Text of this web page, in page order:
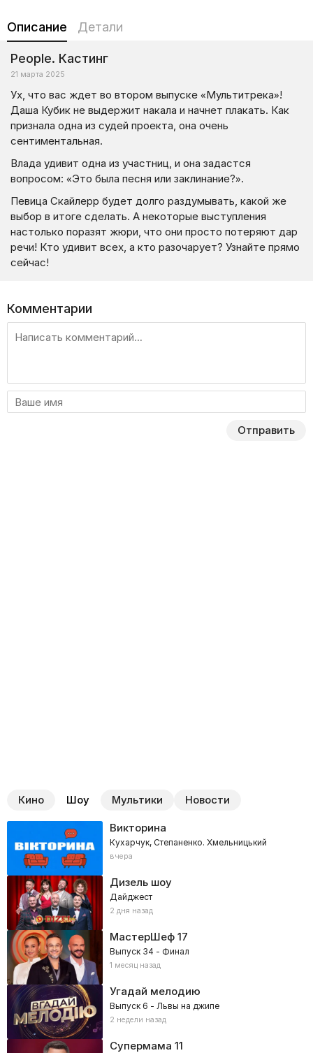
Описание Детали
People. Кастинг
21 марта 2025
Ух, что вас ждет во втором выпуске «Мультитрека»!
Даша Кубик не выдержит накала и начнет плакать. Как
признала одна из судей проекта, она очень
сентиментальная.
Влада удивит одна из участниц, и она задастся
вопросом: «Это была песня или заклинание?».
Певица Скайлерр будет долго раздумывать, какой же
выбор в итоге сделать. А некоторые выступления
настолько поразят жюри, что они просто потеряют дар
речи! Кто удивит всех, а кто разочарует? Узнайте прямо
сейчас!
Комментарии
Отправить
Кино Шоу Мультики Новости
Викторина
Кухарчук, Степаненко. Хмельницький
вчера
Дизель шоу
Дайджест
2 дня назад
МастерШеф17
Выпуск 34 - Финал
1 месяц назад
Угадай мелодию
Выпуск 6 - Львы на джипе
2 недели назад
Супермама 11